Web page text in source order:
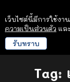
Tag:
เว็บไซต์นี้มีการใช้งา
ความเป็นส่วนตัว และ
รับทราบ